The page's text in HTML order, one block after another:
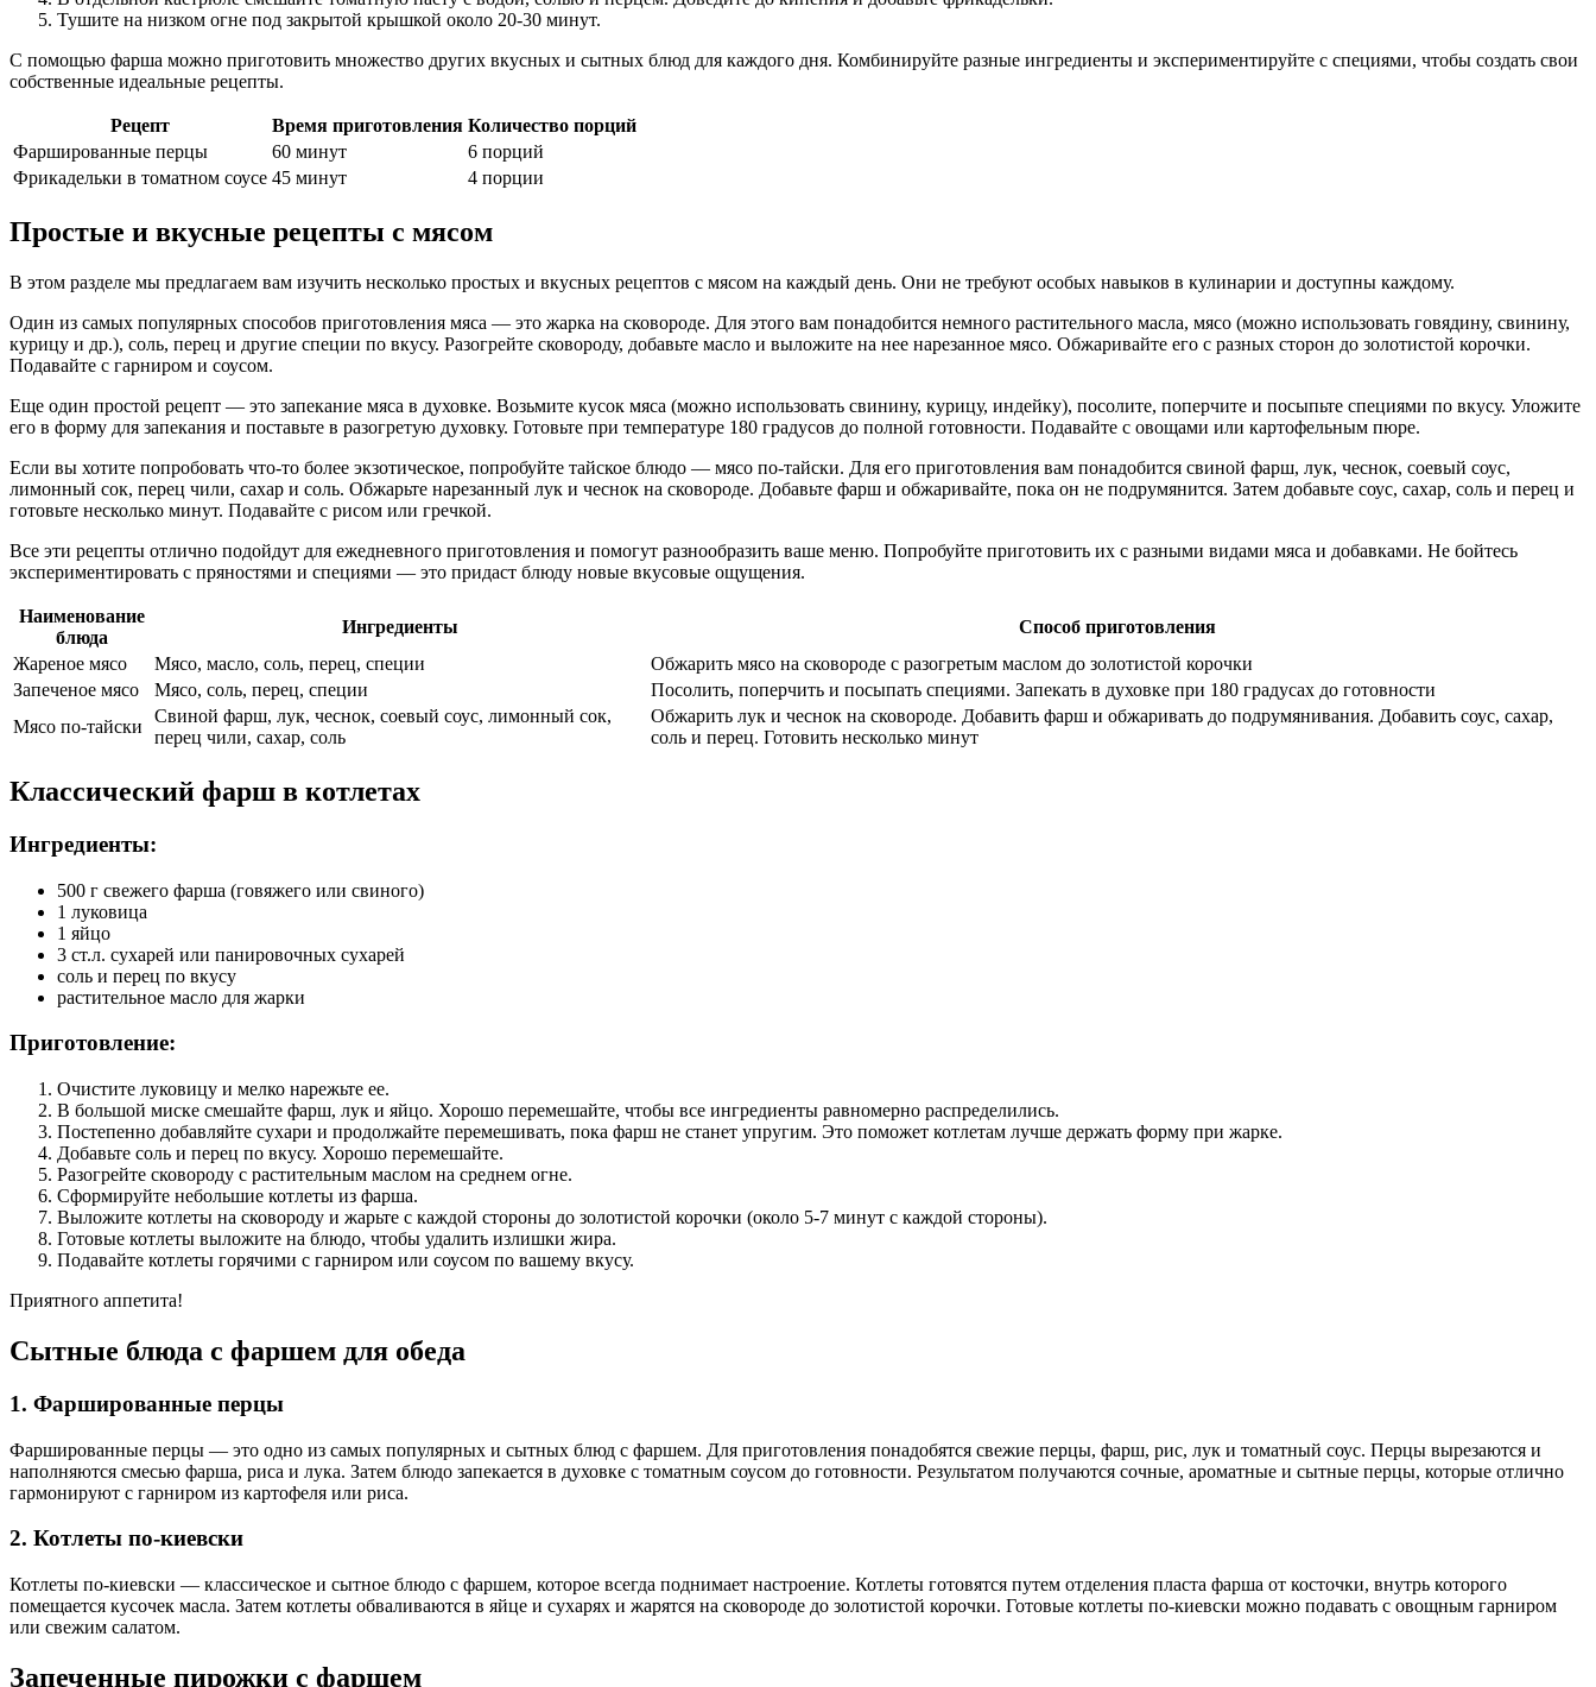
Тушите на низком огне под закрытой крышкой около 20-30 минут.
С помощью фарша можно приготовить множество других вкусных и сытных блюд для каждого дня. Комбинируйте разные ингредиенты и экспериментируйте с специями, чтобы создать свои
собственные идеальные рецепты.
Рецепт Время приготовления Количество порций
Фаршированные перцы
60 минут
6 порций
Фрикадельки в томатном соусе 45 минут 4 порции
Простые и вкусные рецепты с мясом
В этом разделе мы предлагаем вам изучить несколько простых и вкусных рецептов с мясом на каждый день. Они не требуют особых навыков в кулинарии и доступны каждому.
Один из самых популярных способов приготовления мяса — это жарка на сковороде. Для этого вам понадобится немного растительного масла, мясо (можно использовать говядину, свинину,
курицу и др.), соль, перец и другие специи по вкусу. Разогрейте сковороду, добавьте масло и выложите на нее нарезанное мясо. Обжаривайте его с разных сторон до золотистой корочки.
Подавайте с гарниром и соусом.
Еще один простой рецепт — это запекание мяса в духовке. Возьмите кусок мяса (можно использовать свинину, курицу, индейку), посолите, поперчите и посыпьте специями по вкусу. Уложите
его в форму для запекания и поставьте в разогретую духовку. Готовьте при температуре 180 градусов до полной готовности. Подавайте с овощами или картофельным пюре.
Если вы хотите попробовать что-то более экзотическое, попробуйте тайское блюдо — мясо по-тайски. Для его приготовления вам понадобится свиной фарш, лук, чеснок, соевый соус,
лимонный сок, перец чили, сахар и соль. Обжарьте нарезанный лук и чеснок на сковороде. Добавьте фарш и обжаривайте, пока он не подрумянится. Затем добавьте соус, сахар, соль и перец и
готовьте несколько минут. Подавайте с рисом или гречкой.
Все эти рецепты отлично подойдут для ежедневного приготовления и помогут разнообразить ваше меню. Попробуйте приготовить их с разными видами мяса и добавками. Не бойтесь
экспериментировать с пряностями и специями — это придаст блюду новые вкусовые ощущения.
Наименование
блюда
Ингредиенты
Способ приготовления
Жареное мясо
Мясо, масло, соль, перец, специи
Обжарить мясо на сковороде с разогретым маслом до золотистой корочки
Запеченое мясо
Мясо, соль, перец, специи
Посолить, поперчить и посыпать специями. Запекать в духовке при 180 градусах до готовности
Мясо по-тайски
Свиной фарш, лук, чеснок, соевый соус, лимонный сок,
перец чили, сахар, соль
Обжарить лук и чеснок на сковороде. Добавить фарш и обжаривать до подрумянивания. Добавить соус, сахар,
соль и перец. Готовить несколько минут
Классический фарш в котлетах
Ингредиенты:
500 г свежего фарша (говяжего или свиного)
1 луковица
1 яйцо
3 ст.л. сухарей или панировочных сухарей
соль и перец по вкусу
растительное масло для жарки
Приготовление:
Очистите луковицу и мелко нарежьте ее.
В большой миске смешайте фарш, лук и яйцо. Хорошо перемешайте, чтобы все ингредиенты равномерно распределились.
Постепенно добавляйте сухари и продолжайте перемешивать, пока фарш не станет упругим. Это поможет котлетам лучше держать форму при жарке.
Добавьте соль и перец по вкусу. Хорошо перемешайте.
Разогрейте сковороду с растительным маслом на среднем огне.
Сформируйте небольшие котлеты из фарша.
Выложите котлеты на сковороду и жарьте с каждой стороны до золотистой корочки (около 5-7 минут с каждой стороны).
Готовые котлеты выложите на блюдо, чтобы удалить излишки жира.
Подавайте котлеты горячими с гарниром или соусом по вашему вкусу.
Приятного аппетита!
Сытные блюда с фаршем для обеда
1. Фаршированные перцы
Фаршированные перцы — это одно из самых популярных и сытных блюд с фаршем. Для приготовления понадобятся свежие перцы, фарш, рис, лук и томатный соус. Перцы вырезаются и
наполняются смесью фарша, риса и лука. Затем блюдо запекается в духовке с томатным соусом до готовности. Результатом получаются сочные, ароматные и сытные перцы, которые отлично
гармонируют с гарниром из картофеля или риса.
2. Котлеты по-киевски
Котлеты по-киевски — классическое и сытное блюдо с фаршем, которое всегда поднимает настроение. Котлеты готовятся путем отделения пласта фарша от косточки, внутрь которого
помещается кусочек масла. Затем котлеты обваливаются в яйце и сухарях и жарятся на сковороде до золотистой корочки. Готовые котлеты по-киевски можно подавать с овощным гарниром
или свежим салатом.
Запеченные пирожки с фаршем